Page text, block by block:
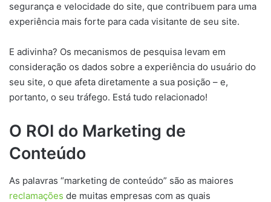
segurança e velocidade do site, que contribuem para uma
experiência mais forte para cada visitante de seu site.
E adivinha? Os mecanismos de pesquisa levam em
consideração os dados sobre a experiência do usuário do
seu site, o que afeta diretamente a sua posição – e,
portanto, o seu tráfego. Está tudo relacionado!
O ROI do Marketing de
Conteúdo
As palavras “marketing de conteúdo” são as maiores
reclamações de muitas empresas com as quais